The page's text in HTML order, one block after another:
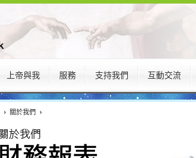
上帝與我 服務 支持我們 互動交流
關於我們